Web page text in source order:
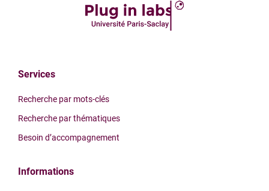
Services
Recherche par mots-clés
Recherche par thématiques
Besoin d’accompagnement
Informations